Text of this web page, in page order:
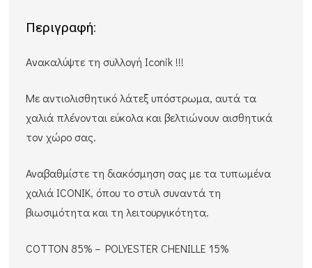
Περιγραφή:
Aνακαλύψτε τη συλλογή Iconik !!!
Mε αντιολισθητικό λάτεξ υπόστρωμα, αυτά τα
χαλιά πλένονται εύκολα και βελτιώνουν αισθητικά
τον χώρο σας.
Αναβαθμίστε τη διακόσμηση σας με τα τυπωμένα
χαλιά ΙCΟΝΙΚ, όπου το στυλ συναντά τη
βιωσιμότητα και τη λειτουργικότητα.
COTTON 85% – POLYESTER CHENILLE 15%